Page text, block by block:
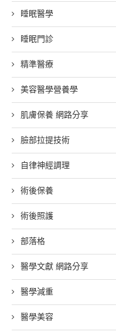
睡眠醫學
睡眠門診
精準醫療
美容醫學營養學
肌膚保養 網路分享
臉部拉提技術
自律神經調理
術後保養
術後照護
部落格
醫學文獻 網路分享
醫學減重
醫學美容